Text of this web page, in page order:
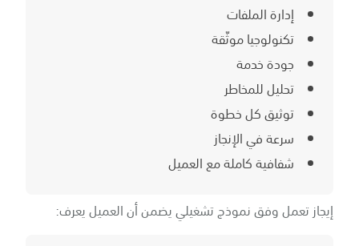
إدارة الملفات
تكنولوجيا موثّقة
جودة خدمة
تحليل للمخاطر
توثيق كل خطوة
سرعة في الإنجاز
شفافية كاملة مع العميل
إيجاز تعمل وفق نموذج تشغيلي يضمن أن العميل يعرف: